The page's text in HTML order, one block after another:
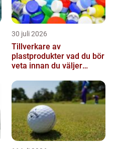
30 juli 2026
Tillverkare av
plastprodukter vad du bör
veta innan du väljer